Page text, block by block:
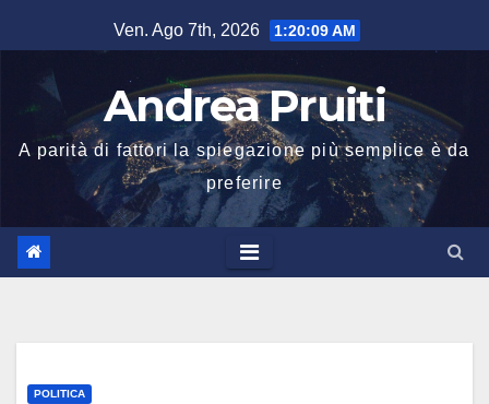
al
contenuto
Ven. Ago 7th, 2026 1:20:10 AM
Andrea Pruiti
A parità di fattori la spiegazione più semplice è da
preferire
POLITICA